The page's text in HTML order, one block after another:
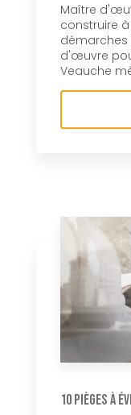
Maître
construire
démarches
d'œuvre
Veauche
10 pièges à